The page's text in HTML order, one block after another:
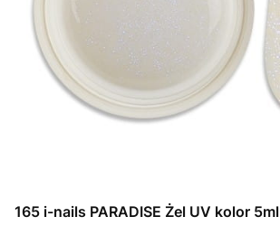
165 i-nails PARADISE Żel UV kolor 5ml